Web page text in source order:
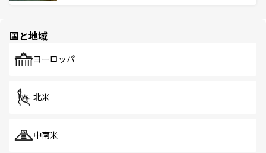
で、ホーカーズは地元の風情を楽しめる外せないスポット
国と地域
ヨーロッパ
北米
中南米